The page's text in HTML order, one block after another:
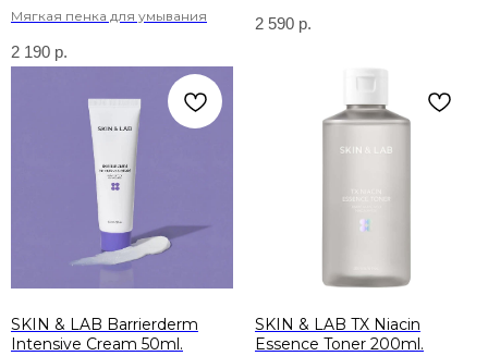
Мягкая пенка для умывания
2 190 р.
2 590 р.
SKIN & LAB Barrierderm
Intensive Cream 50ml.
SKIN & LAB TX Niacin
Essence Toner 200ml.